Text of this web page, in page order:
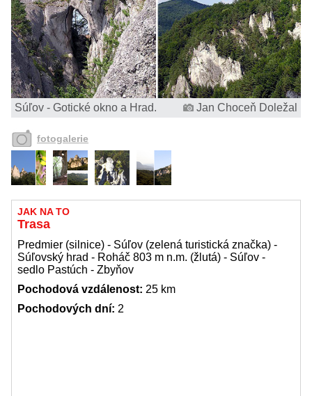
Súľov - Gotické okno a Hrad. Jan Choceň Doležal
fotogalerie
JAK NA TO
Trasa
Predmier (silnice) - Súľov (zelená turistická značka) -
Súľovský hrad - Roháč 803 m n.m. (žlutá) - Súľov -
sedlo Pastúch - Zbyňov
Pochodová vzdálenost: 25 km
Pochodových dní: 2